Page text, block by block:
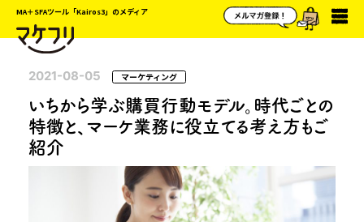
MA＋SFAツール「Kairos3」のメディア
2021-08-05 マーケティング
いちから学ぶ購買行動モデル。時代ごとの
特徴と、マーケ業務に役立てる考え方もご
紹介